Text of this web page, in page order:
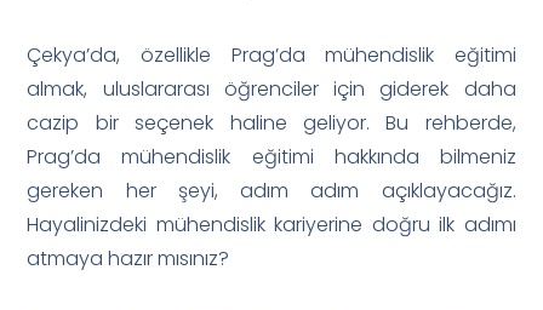
Çekya’da, özellikle Prag’da mühendislik eğitimi
almak, uluslararası öğrenciler için giderek daha
cazip bir seçenek haline geliyor. Bu rehberde,
Prag’da mühendislik eğitimi hakkında bilmeniz
gereken her şeyi, adım adım açıklayacağız.
Hayalinizdeki mühendislik kariyerine doğru ilk adımı
atmaya hazır mısınız?